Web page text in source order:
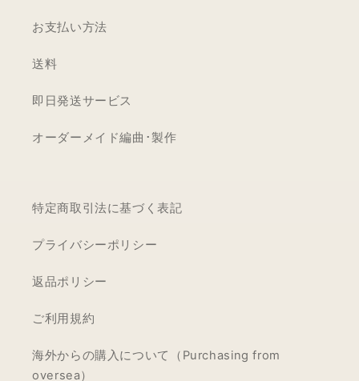
お支払い方法
送料
即日発送サービス
オーダーメイド編曲･製作
特定商取引法に基づく表記
プライバシーポリシー
返品ポリシー
ご利用規約
海外からの購入について（Purchasing from
oversea）